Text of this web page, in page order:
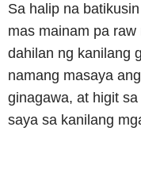
Sa halip na
mas mainam pa
dahilan ng kanilang
namang masaya
ginagawa, at higit
saya sa kanilang